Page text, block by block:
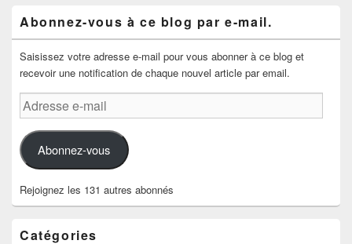
Abonnez-vous à ce blog par e-mail.
Saisissez votre adresse e-mail pour vous abonner à ce blog et
recevoir une notification de chaque nouvel article par email.
Adresse
e-
mail
Abonnez-vous
Rejoignez les 131 autres abonnés
Catégories